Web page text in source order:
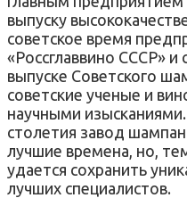
выпуску
советское время
«Россглаввино СССР» и
выпуске Советского
советские ученые и
научными
столетия завод
лучшие времена, но,
удается сохранить
лучших специалистов.